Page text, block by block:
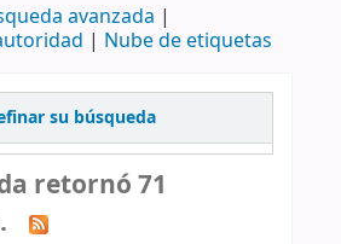
avanzada
Nube de etiquetas
su búsqueda
retornó 71